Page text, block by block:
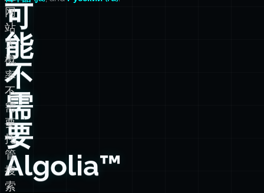
可
能
不
需
要
Algolia™
网
站
大
概
率
不
需
要
托
管
搜
索